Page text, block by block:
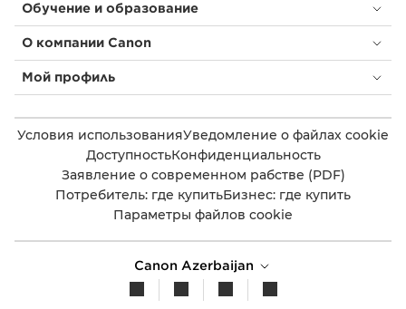
Обучение и образование
О компании Canon
Мой профиль
Условия использованияУведомление о файлах cookie
ДоступностьКонфиденциальность
Заявление о современном рабстве (PDF)
Потребитель: где купитьБизнес: где купить
Параметры файлов cookie
Canon Azerbaijan